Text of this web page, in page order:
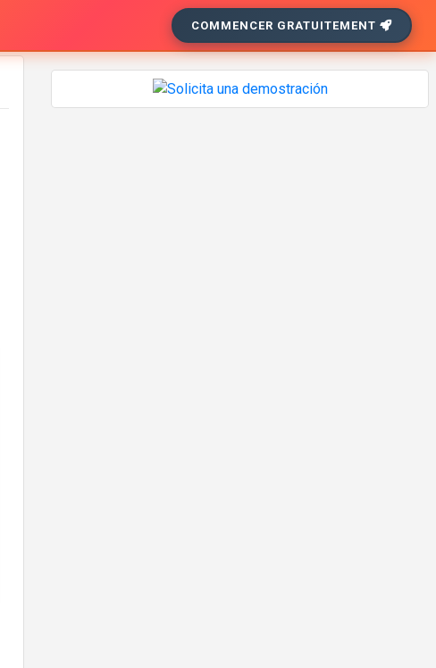
COMMENCER GRATUITEMENT